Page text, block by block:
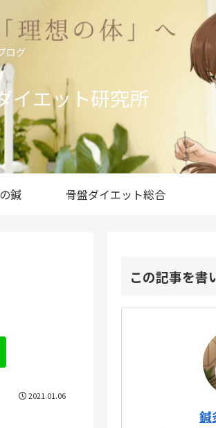
ログ
イエット研究所
鍼 骨盤ダイエット総合
2021.01.06
この記事を書
鍼